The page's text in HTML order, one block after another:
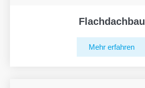
Flachdachbau
Mehr erfahren